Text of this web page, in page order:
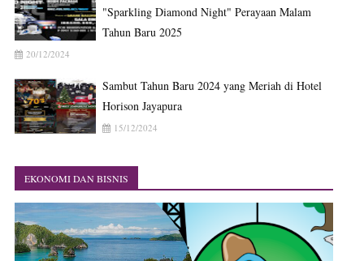
"Sparkling Diamond Night" Perayaan Malam
Tahun Baru 2025
20/12/2024
Sambut Tahun Baru 2024 yang Meriah di Hotel
Horison Jayapura
15/12/2024
EKONOMI DAN BISNIS